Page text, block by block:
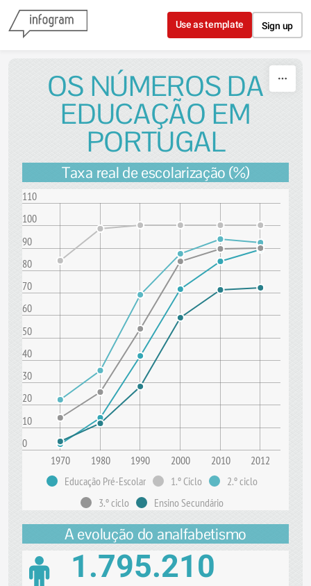
Skip to content
Use as template Sign up
OS NÚMEROS DA
EDUCAÇÃO EM
PORTUGAL
Taxa real de escolarização (%)
0
10
20
30
40
50
60
70
80
90
100
110
1970 1980 1990 2000 2010
2012
Educação Pré-Escolar
1.º Ciclo
2.º ciclo
3.º ciclo
Ensino Secundário
A evolução do analfabetismo
1.795.210